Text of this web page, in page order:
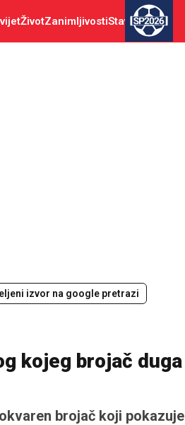
ŽivotZanimljivostiStav SP2026
izvor na google pretrazi
kojeg brojač duga
brojač koji pokazuje